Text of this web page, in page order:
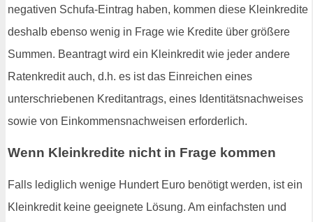
negativen Schufa-Eintrag haben, kommen diese Kleinkredite
deshalb ebenso wenig in Frage wie Kredite über größere
Summen. Beantragt wird ein Kleinkredit wie jeder andere
Ratenkredit auch, d.h. es ist das Einreichen eines
unterschriebenen Kreditantrags, eines Identitätsnachweises
sowie von Einkommensnachweisen erforderlich.
Wenn Kleinkredite nicht in Frage kommen
Falls lediglich wenige Hundert Euro benötigt werden, ist ein
Kleinkredit keine geeignete Lösung. Am einfachsten und